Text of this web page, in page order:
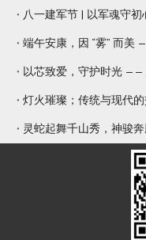
灯火璀璨；传统与现代